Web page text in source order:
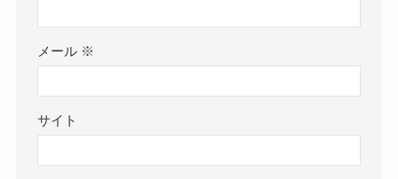
メール ※
サイト